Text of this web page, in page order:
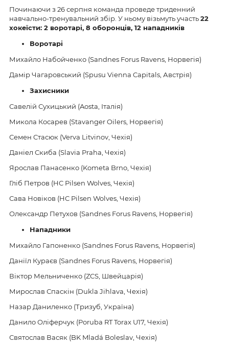
Починаючи з 26 серпня команда проведе триденний
навчально-тренувальний збір. У ньому візьмуть участь22
хокеїсти: 2 воротарі, 8 оборонців, 12 нападників
Воротарі
Михайло Набойченко (Sandnes Forus Ravens, Норвегія)
Дамір Чагаровський (Spusu Vienna Capitals, Австрія)
Захисники
Савелій Сухицький (Aosta, Італія)
Микола Косарев (Stavanger Oilers, Норвегія)
Семен Cтасюк (Verva Litvinov, Чехія)
Даніел Скиба (Slavia Praha, Чехія)
Ярослав Панасенко (Kometa Brno, Чехія)
Гліб Петров (HC Pilsen Wolves, Чехія)
Сава Новіков (HC Pilsen Wolves, Чехія)
Олександр Петухов (Sandnes Forus Ravens, Норвегія)
Нападники
Михайло Гапоненко (Sandnes Forus Ravens, Норвегія)
Даніїл Кураєв (Sandnes Forus Ravens, Норвегія)
Віктор Мельниченко (ZCS, Швейцарія)
Мирослав Спаскін (Dukla Jihlava, Чехія)
Назар Даниленко (Тризуб, Україна)
Данило Оліферчук (Poruba RT Torax U17, Чехія)
Святослав Васяк (BK Mladá Boleslav, Чехія)